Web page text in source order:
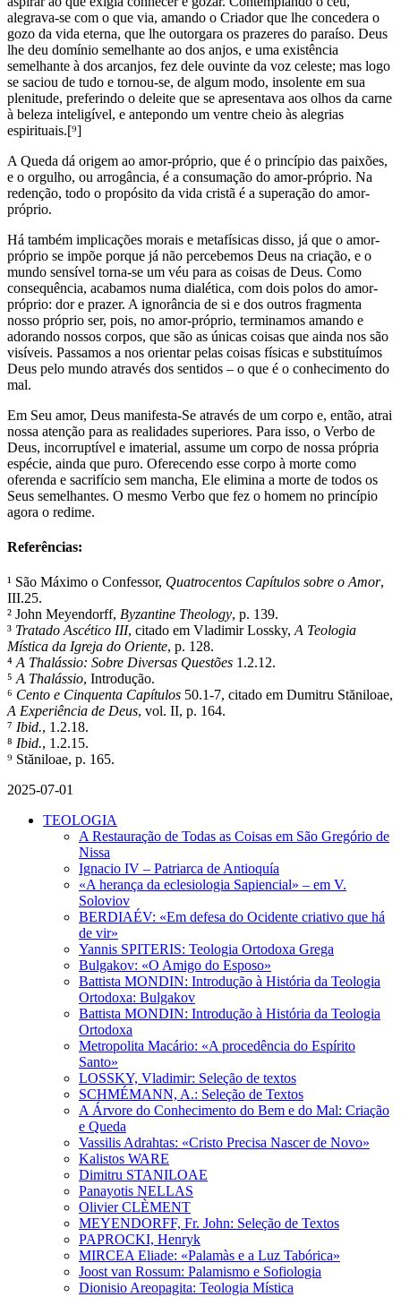
alegrava-se com o que via, amando o Criador que lhe concedera o
gozo da vida eterna, que lhe outorgara os prazeres do paraíso. Deus
lhe deu domínio semelhante ao dos anjos, e uma existência
semelhante à dos arcanjos, fez dele ouvinte da voz celeste; mas logo
se saciou de tudo e tornou-se, de algum modo, insolente em sua
plenitude, preferindo o deleite que se apresentava aos olhos da carne
à beleza inteligível, e antepondo um ventre cheio às alegrias
espirituais.[⁹]
A Queda dá origem ao amor-próprio, que é o princípio das paixões,
e o orgulho, ou arrogância, é a consumação do amor-próprio. Na
redenção, todo o propósito da vida cristã é a superação do amor-
próprio.
Há também implicações morais e metafísicas disso, já que o amor-
próprio se impõe porque já não percebemos Deus na criação, e o
mundo sensível torna-se um véu para as coisas de Deus. Como
consequência, acabamos numa dialética, com dois polos do amor-
próprio: dor e prazer. A ignorância de si e dos outros fragmenta
nosso próprio ser, pois, no amor-próprio, terminamos amando e
adorando nossos corpos, que são as únicas coisas que ainda nos são
visíveis. Passamos a nos orientar pelas coisas físicas e substituímos
Deus pelo mundo através dos sentidos – o que é o conhecimento do
mal.
Em Seu amor, Deus manifesta-Se através de um corpo e, então, atrai
nossa atenção para as realidades superiores. Para isso, o Verbo de
Deus, incorruptível e imaterial, assume um corpo de nossa própria
espécie, ainda que puro. Oferecendo esse corpo à morte como
oferenda e sacrifício sem mancha, Ele elimina a morte de todos os
Seus semelhantes. O mesmo Verbo que fez o homem no princípio
agora o redime.
Referências:
¹ São Máximo o Confessor, Quatrocentos Capítulos sobre o Amor,
III.25.
² John Meyendorff, Byzantine Theology, p. 139.
³ Tratado Ascético III, citado em Vladimir Lossky,A Teologia
Mística da Igreja do Oriente, p. 128.
⁴A Thalássio: Sobre Diversas Questões 1.2.12.
⁵A Thalássio, Introdução.
⁶ Cento e Cinquenta Capítulos 50.1-7, citado em Dumitru Stăniloae,
A Experiência de Deus, vol. II, p. 164.
⁷ Ibid., 1.2.18.
⁸ Ibid., 1.2.15.
⁹ Stăniloae, p. 165.
2025-07-01
TEOLOGIA
A Restauração de Todas as Coisas em São Gregório de
Nissa
Ignacio IV – Patriarca de Antioquía
«A herança da eclesiologia Sapiencial» – em V.
Soloviov
BERDIAÉV: «Em defesa do Ocidente criativo que há
de vir»
Yannis SPITERIS: Teologia Ortodoxa Grega
Bulgakov: «O Amigo do Esposo»
Battista MONDIN: Introdução à História da Teologia
Ortodoxa: Bulgakov
Battista MONDIN: Introdução à História da Teologia
Ortodoxa
Metropolita Macário: «A procedência do Espírito
Santo»
LOSSKY, Vladimir: Seleção de textos
SCHMÉMANN, A.: Seleção de Textos
A Árvore do Conhecimento do Bem e do Mal: Criação
e Queda
Vassilis Adrahtas: «Cristo Precisa Nascer de Novo»
Kalistos WARE
Dimitru STANILOAE
Panayotis NELLAS
Olivier CLÈMENT
MEYENDORFF, Fr. John: Seleção de Textos
PAPROCKI, Henryk
MIRCEA Eliade: «Palamàs e a Luz Tabórica»
Joost van Rossum: Palamismo e Sofiologia
Dionisio Areopagita: Teologia Mística